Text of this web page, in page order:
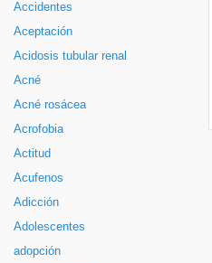
Accidentes
Aceptación
Acidosis tubular renal
Acné
Acné rosácea
Acrofobia
Actitud
Acufenos
Adicción
Adolescentes
adopción